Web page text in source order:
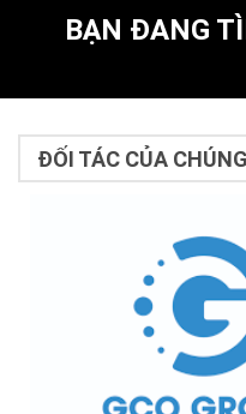
BẠN ĐANG
ĐỐI TÁC CỦA